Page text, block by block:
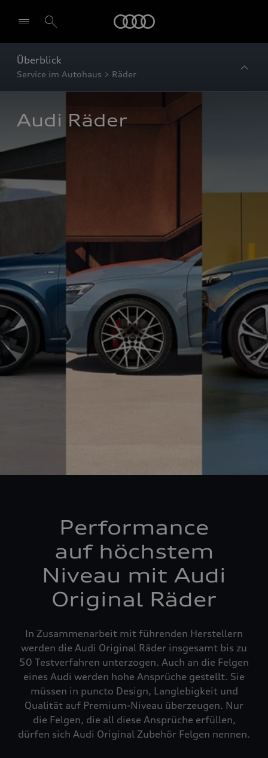
Überblick
Service im Autohaus > Räder
Audi Räder
Performance
auf höchstem
Niveau mit Audi
Original Räder
In Zusammenarbeit mit führenden Herstellern
werden die Audi Original Räder insgesamt bis zu
50 Testverfahren unterzogen. Auch an die Felgen
eines Audi werden hohe Ansprüche gestellt. Sie
müssen in puncto Design, Langlebigkeit und
Qualität auf Premium-Niveau überzeugen. Nur
die Felgen, die all diese Ansprüche erfüllen,
dürfen sich Audi Original Zubehör Felgen nennen.